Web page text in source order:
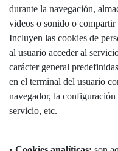
durante la navegación,
videos o sonido o compartir
Incluyen las cookies de
al usuario acceder al
carácter general
en el terminal del usuario
navegador, la configuración
servicio, etc.